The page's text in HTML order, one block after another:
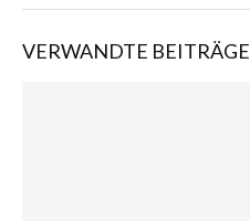
VERWANDTE BEITRÄGE